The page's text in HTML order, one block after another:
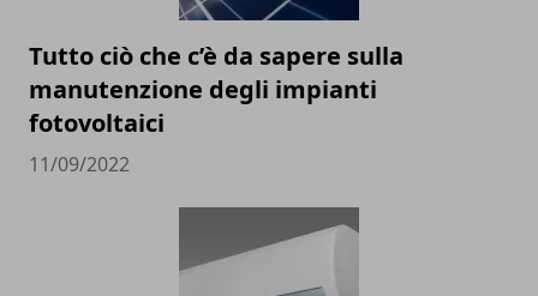
Tutto ciò che c’è da sapere sulla
manutenzione degli impianti
fotovoltaici
11/09/2022